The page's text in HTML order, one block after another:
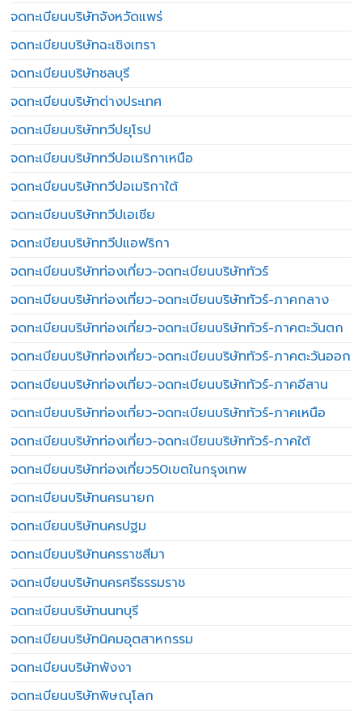
จดทะเบียนบริษัทจังหวัดแพร่
จดทะเบียนบริษัทฉะเชิงเทรา
จดทะเบียนบริษัทชลบุรี
จดทะเบียนบริษัทต่างประเทศ
จดทะเบียนบริษัททวีปยุโรป
จดทะเบียนบริษัททวีปอเมริกาเหนือ
จดทะเบียนบริษัททวีปอเมริกาใต้
จดทะเบียนบริษัททวีปเอเชีย
จดทะเบียนบริษัททวีปแอฟริกา
จดทะเบียนบริษัทท่องเที่ยว-จดทะเบียนบริษัททัวร์
จดทะเบียนบริษัทท่องเที่ยว-จดทะเบียนบริษัททัวร์-ภาคกลาง
จดทะเบียนบริษัทท่องเที่ยว-จดทะเบียนบริษัททัวร์-ภาคตะวันตก
จดทะเบียนบริษัทท่องเที่ยว-จดทะเบียนบริษัททัวร์-ภาคตะวันออก
จดทะเบียนบริษัทท่องเที่ยว-จดทะเบียนบริษัททัวร์-ภาคอีสาน
จดทะเบียนบริษัทท่องเที่ยว-จดทะเบียนบริษัททัวร์-ภาคเหนือ
จดทะเบียนบริษัทท่องเที่ยว-จดทะเบียนบริษัททัวร์-ภาคใต้
จดทะเบียนบริษัทท่องเที่ยว50เขตในกรุงเทพ
จดทะเบียนบริษัทนครนายก
จดทะเบียนบริษัทนครปฐม
จดทะเบียนบริษัทนครราชสีมา
จดทะเบียนบริษัทนครศรีธรรมราช
จดทะเบียนบริษัทนนทบุรี
จดทะเบียนบริษัทนิคมอุตสาหกรรม
จดทะเบียนบริษัทพังงา
จดทะเบียนบริษัทพิษณุโลก